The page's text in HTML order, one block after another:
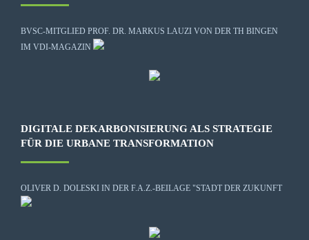
BVSC-MITGLIED PROF. DR. MARKUS LAUZI VON DER TH BINGEN
IM VDI-MAGAZIN
DIGITALE DEKARBONISIERUNG ALS STRATEGIE
FÜR DIE URBANE TRANSFORMATION
OLIVER D. DOLESKI IN DER F.A.Z.-BEILAGE "STADT DER ZUKUNFT